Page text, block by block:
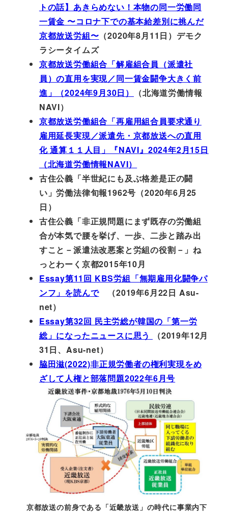
トの話】あきらめない！本物の同一労働同
一賃金 〜コロナ下での基本給差別に挑んだ
京都放送労組〜 （2020年8月11日）デモク
ラシータイムズ
京都放送労働組合「解雇組合員（派遣社
員）の直用を実現／同一賃金闘争大きく前
進」（2024年9月30日）
（北海道労働情報
NAVI）
京都放送労働組合「再雇用組合員要求通り
雇用延長実現／派遣先・京都放送への直用
化 通算１１人目」『NAVI』2024年2月15日
（北海道労働情報NAVI）
古住公義「半世紀にも及ぶ格差是正の闘
い」労働法律旬報1962号（2020年6月25
日）
古住公義「非正規問題にまず既存の労働組
合が本気で腰を挙げ、一歩、二歩と踏み出
すこと－派遣法改悪案と労組の役割－」ね
っとわーく京都2015年10月
Essay第11回 KBS労組「無期雇用化闘争パ
ンフ」を読んで（2019年6月22日 Asu-
net）
Essay第32回 民主労総が韓国の「第一労
総」になったニュースに思う
（2019年12月
31日、Asu-net）
脇田滋(2022)非正規労働者の権利実現をめ
ざして人権と部落問題2022年6月号
京都放送の前身である「近畿放送」の時代に事業内下